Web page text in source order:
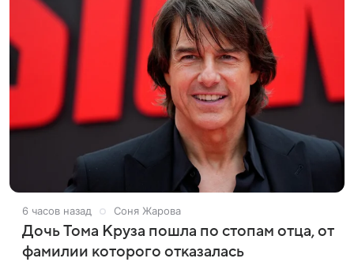
6 часов назад Соня Жарова
Дочь Тома Круза пошла по стопам отца, от
фамилии которого отказалась